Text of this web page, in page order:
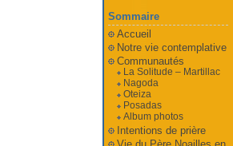
Sommaire
Accueil
Notre vie contemplative
Communautés
La Solitude – Martillac
Nagoda
Oteiza
Posadas
Album photos
Intentions de prière